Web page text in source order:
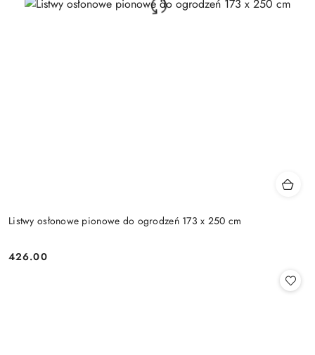
Listwy osłonowe pionowe do ogrodzeń 173 x 250 cm
Cena:
426.00